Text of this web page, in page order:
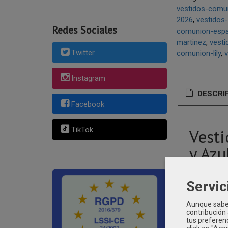
Redes Sociales
Twitter
Instagram
Facebook
TikTok
vestidos-
2026
comunion-
martinez
comunion-lily
y
elegancia
caída
El cuerpo
romántico
Aunque
contribución
tus